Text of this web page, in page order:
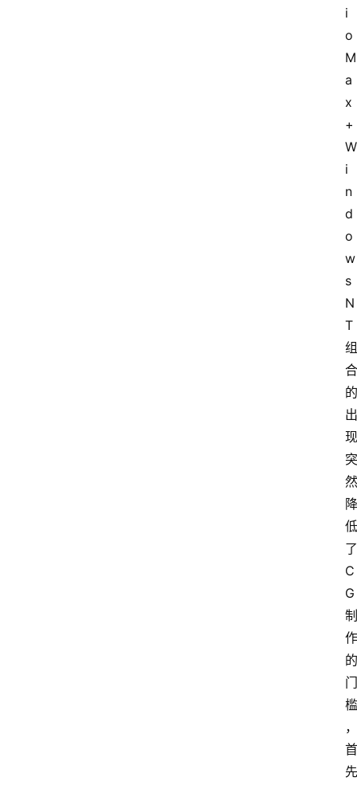
i
o
M
a
x
+
W
i
n
d
o
w
s
N
T
组
合
的
出
现
突
然
降
低
了
C
G
制
作
的
门
槛
，
首
先